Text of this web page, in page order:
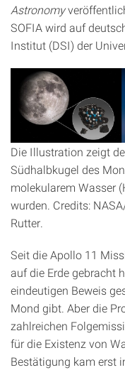
Astronomy
SOFIA wird auf
Institut (DSI) der
Die Illustration zeigt
Südhalbkugel des
molekularem Wasser
wurden. Credits:
Rutter.
Seit die Apollo 11
auf die Erde gebracht
eindeutigen Beweis
Mond gibt. Aber die
zahlreichen
für die Existenz von
Bestätigung kam erst